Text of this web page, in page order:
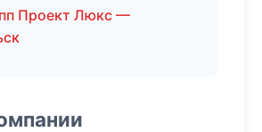
Проект Люкс —